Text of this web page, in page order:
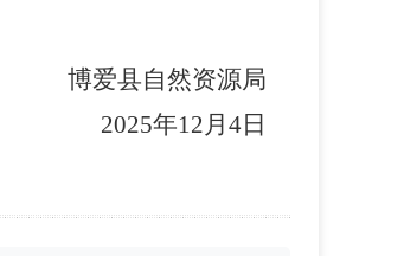
博爱县自然资源局
2025年12月 4日